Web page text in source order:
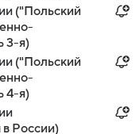
("Польский
3-я)
("Польский
4-я)
России)